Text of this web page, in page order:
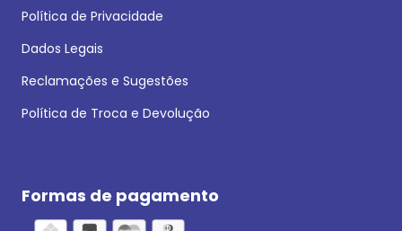
Política de Privacidade
Dados Legais
Reclamações e Sugestões
Política de Troca e Devolução
Formas de pagamento